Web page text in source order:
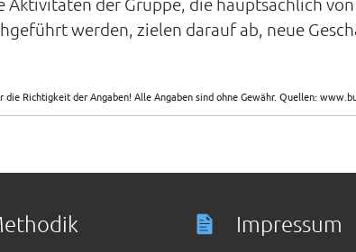
werden, zielen darauf ab, neue
Richtigkeit der Angaben! Alle Angaben sind ohne Gewähr. Quellen:
Impressum